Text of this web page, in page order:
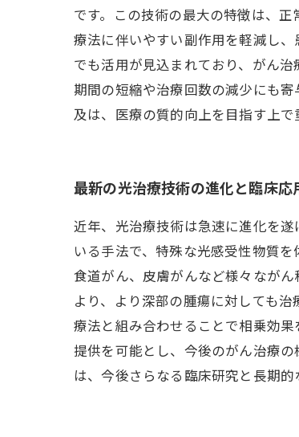
です。この技術の最大の特徴は、
療法に伴いやすい副作用を軽減し
でも活用が見込まれており、がん
期間の短縮や治療回数の減少にも
及は、医療の質的向上を目指す上で
最新の光治療技術の進化と臨床応
近年、光治療技術は急速に進化を遂
いる手法で、特殊な光感受性物質
食道がん、皮膚がんなど様々なが
より、より深部の腫瘍に対しても
療法と組み合わせることで相乗効
提供を可能とし、今後のがん治療
は、今後さらなる臨床研究と長期的